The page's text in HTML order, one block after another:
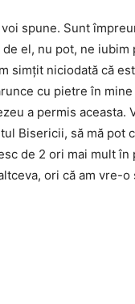
spune. Sunt
el, nu pot, ne
simțit niciodată că
cu pietre în
a permis aceasta.
Bisericii, să mă pot
de 2 ori mai mult
ori că am vre-